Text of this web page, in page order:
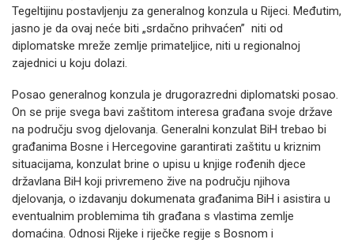
Tegeltijinu postavljenju za generalnog konzula u Rijeci. Međutim,
jasno je da ovaj neće biti „srdačno prihvaćen” niti od
diplomatske mreže zemlje primateljice, niti u regionalnoj
zajednici u koju dolazi.
Posao generalnog konzula je drugorazredni diplomatski posao.
On se prije svega bavi zaštitom interesa građana svoje države
na području svog djelovanja. Generalni konzulat BiH trebao bi
građanima Bosne i Hercegovine garantirati zaštitu u kriznim
situacijama, konzulat brine o upisu u knjige rođenih djece
državlana BiH koji privremeno žive na području njihova
djelovanja, o izdavanju dokumenata građanima BiH i asistira u
eventualnim problemima tih građana s vlastima zemlje
domaćina. Odnosi Rijeke i riječke regije s Bosnom i